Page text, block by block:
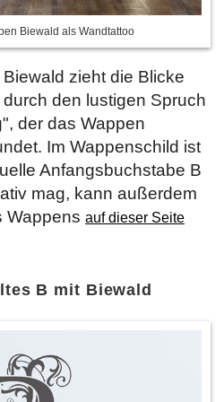
Biewald als Wandtattoo
zieht die Blicke
den lustigen Spruch
der das Wappen
Im Wappenschild ist
Anfangsbuchstabe B
mag, kann außerdem
Wappens auf dieser Seite
B mit Biewald